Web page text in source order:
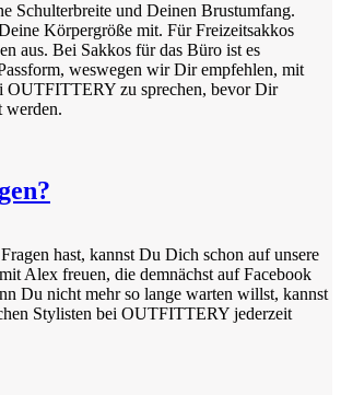
Schulterbreite und Deinen Brustumfang.
Körpergröße mit. Für Freizeitsakkos
aus. Bei Sakkos für das Büro ist es
weswegen wir Dir empfehlen, mit
OUTFITTERY zu sprechen, bevor Dir
werden.
hast, kannst Du Dich schon auf unsere
Alex freuen, die demnächst auf Facebook
Du nicht mehr so lange warten willst, kannst
Stylisten bei OUTFITTERY jederzeit